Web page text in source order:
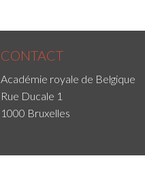
CONTACT
Académie royale de Belgique
Rue Ducale 1
1000 Bruxelles